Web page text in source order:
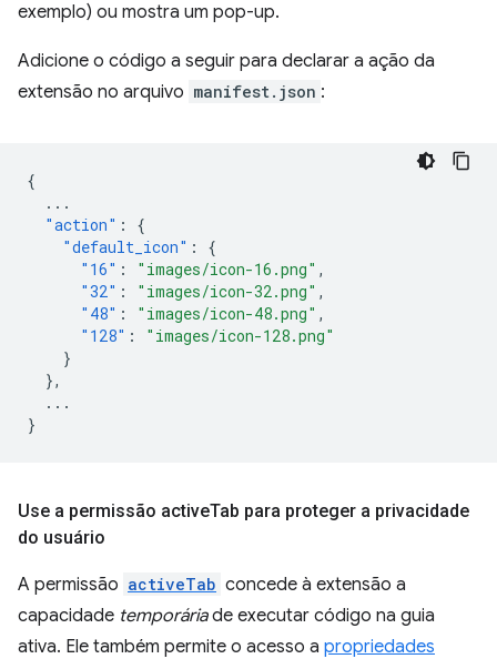
exemplo) ou mostra um pop-up.
Adicione o código a seguir para declarar a ação da
extensão no arquivo manifest.json :
{
...
"action" :
{
"default_icon" :
{
"16" : "images/icon-16.png" ,
"32" : "images/icon-32.png" ,
"48" : "images/icon-48.png" ,
"128" :
"images/icon-128.png"
}
},
...
}
Use a permissão activeTab para proteger a privacidade
do usuário
A permissão activeTab concede à extensão a
capacidade temporáriade executar código na guia
ativa. Ele também permite o acesso a propriedades